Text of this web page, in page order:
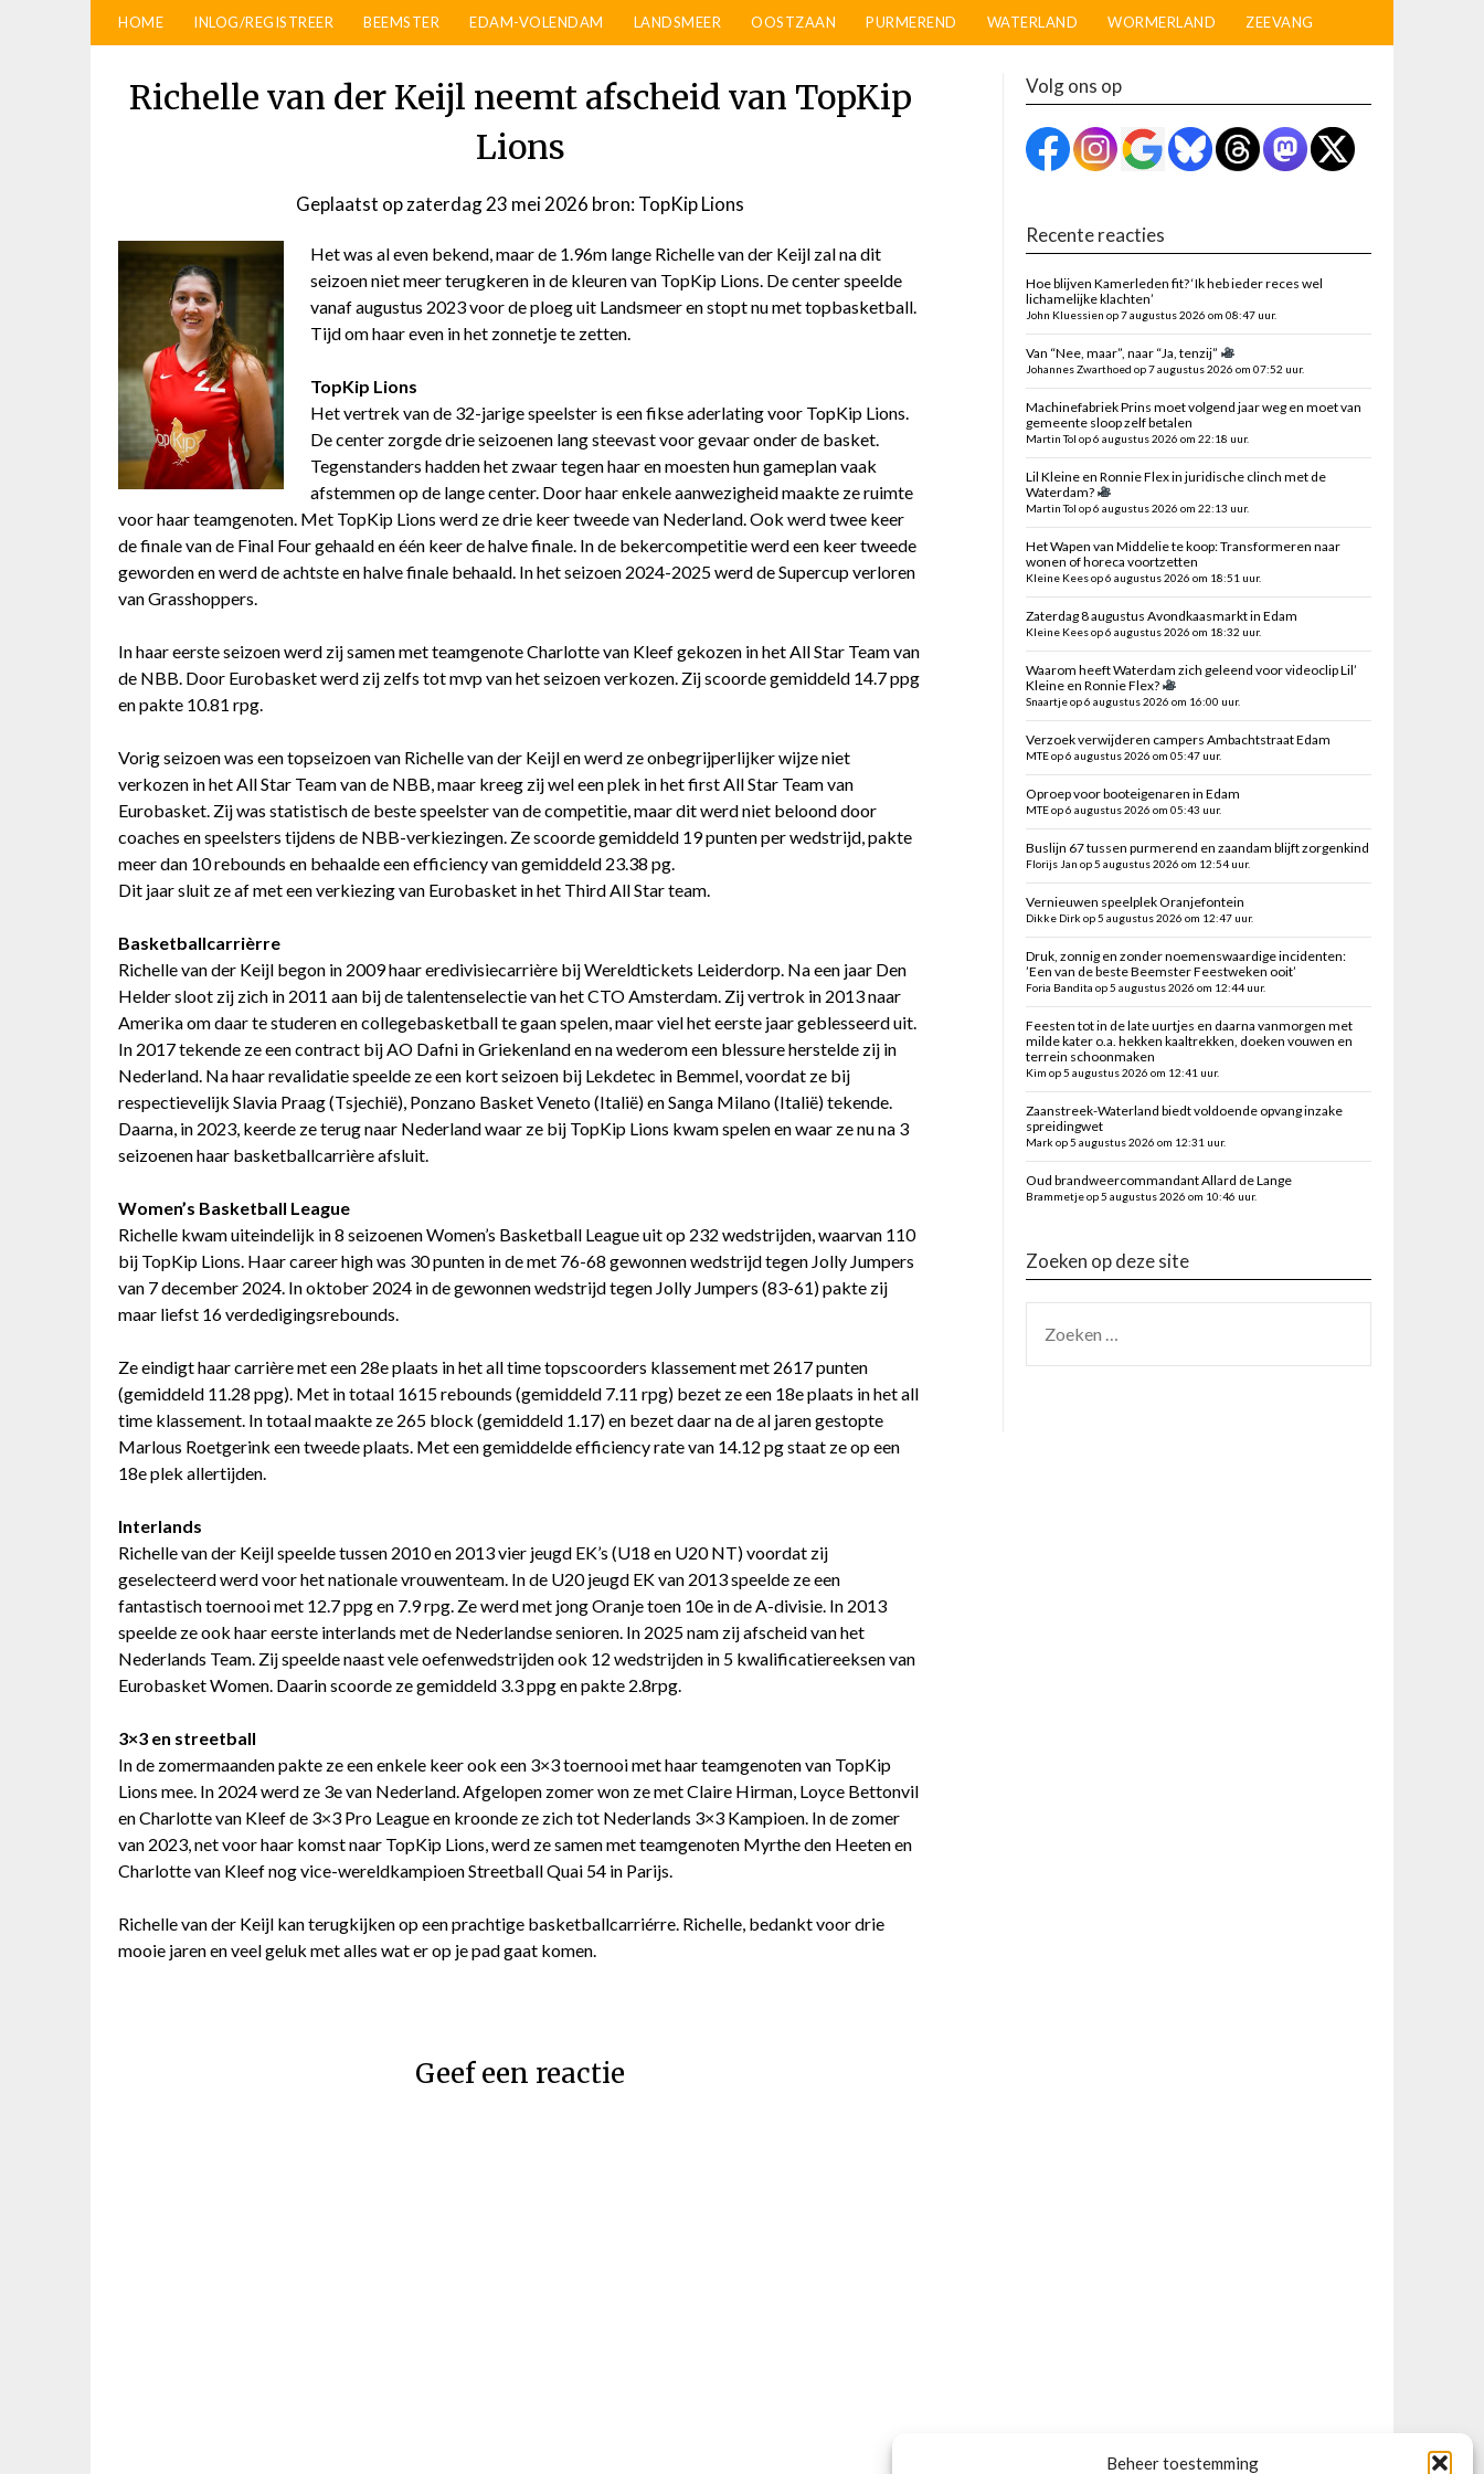
Beheer toestemming
HOME INLOG/REGISTREER BEEMSTER EDAM-VOLENDAM LANDSMEER OOSTZAAN PURMEREND WATERLAND WORMERLAND ZEEVANG
Richelle van der Keijl neemt afscheid van TopKip
Lions
Geplaatst opzaterdag 23 mei 2026 door
bron: TopKip Lions
Het was al even bekend, maar de 1.96m lange Richelle van der Keijl zal na dit
seizoen niet meer terugkeren in de kleuren van TopKip Lions. De center speelde
vanaf augustus 2023 voor de ploeg uit Landsmeer en stopt nu met topbasketball.
Tijd om haar even in het zonnetje te zetten.
TopKip Lions
Het vertrek van de 32-jarige speelster is een fikse aderlating voor TopKip Lions.
De center zorgde drie seizoenen lang steevast voor gevaar onder de basket.
Tegenstanders hadden het zwaar tegen haar en moesten hun gameplan vaak
afstemmen op de lange center. Door haar enkele aanwezigheid maakte ze ruimte
voor haar teamgenoten. Met TopKip Lions werd ze drie keer tweede van Nederland. Ook werd twee keer
de finale van de Final Four gehaald en één keer de halve finale. In de bekercompetitie werd een keer tweede
geworden en werd de achtste en halve finale behaald. In het seizoen 2024-2025 werd de Supercup verloren
van Grasshoppers.
In haar eerste seizoen werd zij samen met teamgenote Charlotte van Kleef gekozen in het All Star Team van
de NBB. Door Eurobasket werd zij zelfs tot mvp van het seizoen verkozen. Zij scoorde gemiddeld 14.7 ppg
en pakte 10.81 rpg.
Vorig seizoen was een topseizoen van Richelle van der Keijl en werd ze onbegrijperlijker wijze niet
verkozen in het All Star Team van de NBB, maar kreeg zij wel een plek in het first All Star Team van
Eurobasket. Zij was statistisch de beste speelster van de competitie, maar dit werd niet beloond door
coaches en speelsters tijdens de NBB-verkiezingen. Ze scoorde gemiddeld 19 punten per wedstrijd, pakte
meer dan 10 rebounds en behaalde een efficiency van gemiddeld 23.38 pg.
Dit jaar sluit ze af met een verkiezing van Eurobasket in het Third All Star team.
Basketballcarrièrre
Richelle van der Keijl begon in 2009 haar eredivisiecarrière bij Wereldtickets Leiderdorp. Na een jaar Den
Helder sloot zij zich in 2011 aan bij de talentenselectie van het CTO Amsterdam. Zij vertrok in 2013 naar
Amerika om daar te studeren en collegebasketball te gaan spelen, maar viel het eerste jaar geblesseerd uit.
In 2017 tekende ze een contract bij AO Dafni in Griekenland en na wederom een blessure herstelde zij in
Nederland. Na haar revalidatie speelde ze een kort seizoen bij Lekdetec in Bemmel, voordat ze bij
respectievelijk Slavia Praag (Tsjechië), Ponzano Basket Veneto (Italië) en Sanga Milano (Italië) tekende.
Daarna, in 2023, keerde ze terug naar Nederland waar ze bij TopKip Lions kwam spelen en waar ze nu na 3
seizoenen haar basketballcarrière afsluit.
Women’s Basketball League
Richelle kwam uiteindelijk in 8 seizoenen Women’s Basketball League uit op 232 wedstrijden, waarvan 110
bij TopKip Lions. Haar career high was 30 punten in de met 76-68 gewonnen wedstrijd tegen Jolly Jumpers
van 7 december 2024. In oktober 2024 in de gewonnen wedstrijd tegen Jolly Jumpers (83-61) pakte zij
maar liefst 16 verdedigingsrebounds.
Ze eindigt haar carrière met een 28e plaats in het all time topscoorders klassement met 2617 punten
(gemiddeld 11.28 ppg). Met in totaal 1615 rebounds (gemiddeld 7.11 rpg) bezet ze een 18e plaats in het all
time klassement. In totaal maakte ze 265 block (gemiddeld 1.17) en bezet daar na de al jaren gestopte
Marlous Roetgerink een tweede plaats. Met een gemiddelde efficiency rate van 14.12 pg staat ze op een
18e plek allertijden.
Interlands
Richelle van der Keijl speelde tussen 2010 en 2013 vier jeugd EK’s (U18 en U20 NT) voordat zij
geselecteerd werd voor het nationale vrouwenteam. In de U20 jeugd EK van 2013 speelde ze een
fantastisch toernooi met 12.7 ppg en 7.9 rpg. Ze werd met jong Oranje toen 10e in de A-divisie. In 2013
speelde ze ook haar eerste interlands met de Nederlandse senioren. In 2025 nam zij afscheid van het
Nederlands Team. Zij speelde naast vele oefenwedstrijden ook 12 wedstrijden in 5 kwalificatiereeksen van
Eurobasket Women. Daarin scoorde ze gemiddeld 3.3 ppg en pakte 2.8rpg.
3×3 en streetball
In de zomermaanden pakte ze een enkele keer ook een 3×3 toernooi met haar teamgenoten van TopKip
Lions mee. In 2024 werd ze 3e van Nederland. Afgelopen zomer won ze met Claire Hirman, Loyce Bettonvil
en Charlotte van Kleef de 3×3 Pro League en kroonde ze zich tot Nederlands 3×3 Kampioen. In de zomer
van 2023, net voor haar komst naar TopKip Lions, werd ze samen met teamgenoten Myrthe den Heeten en
Charlotte van Kleef nog vice-wereldkampioen Streetball Quai 54 in Parijs.
Richelle van der Keijl kan terugkijken op een prachtige basketballcarriérre. Richelle, bedankt voor drie
mooie jaren en veel geluk met alles wat er op je pad gaat komen.
Geef een reactie
Volg ons op
Recente reacties
Hoe blijven Kamerleden fit? ‘Ik heb ieder reces wel
lichamelijke klachten’
John Kluessien op 7 augustus 2026 om 08:47 uur.
Van “Nee, maar”, naar “Ja, tenzij”
Johannes Zwarthoed op 7 augustus 2026 om 07:52 uur.
Machinefabriek Prins moet volgend jaar weg en moet van
gemeente sloop zelf betalen
Martin Tol op 6 augustus 2026 om 22:18 uur.
Lil Kleine en Ronnie Flex in juridische clinch met de
Waterdam?
Martin Tol op 6 augustus 2026 om 22:13 uur.
Het Wapen van Middelie te koop: Transformeren naar
wonen of horeca voortzetten
Kleine Kees op 6 augustus 2026 om 18:51 uur.
Zaterdag 8 augustus Avondkaasmarkt in Edam
Kleine Kees op 6 augustus 2026 om 18:32 uur.
Waarom heeft Waterdam zich geleend voor videoclip Lil’
Kleine en Ronnie Flex?
Snaartje op 6 augustus 2026 om 16:00 uur.
Verzoek verwijderen campers Ambachtstraat Edam
MTE op 6 augustus 2026 om 05:47 uur.
Oproep voor booteigenaren in Edam
MTE op 6 augustus 2026 om 05:43 uur.
Buslijn 67 tussen purmerend en zaandam blijft zorgenkind
Florijs Jan op 5 augustus 2026 om 12:54 uur.
Vernieuwen speelplek Oranjefontein
Dikke Dirk op 5 augustus 2026 om 12:47 uur.
Druk, zonnig en zonder noemenswaardige incidenten:
’Een van de beste Beemster Feestweken ooit’
Foria Bandita op 5 augustus 2026 om 12:44 uur.
Feesten tot in de late uurtjes en daarna vanmorgen met
milde kater o.a. hekken kaaltrekken, doeken vouwen en
terrein schoonmaken
Kim op 5 augustus 2026 om 12:41 uur.
Zaanstreek-Waterland biedt voldoende opvang inzake
spreidingwet
Mark op 5 augustus 2026 om 12:31 uur.
Oud brandweercommandant Allard de Lange
Brammetje op 5 augustus 2026 om 10:46 uur.
Zoeken op deze site